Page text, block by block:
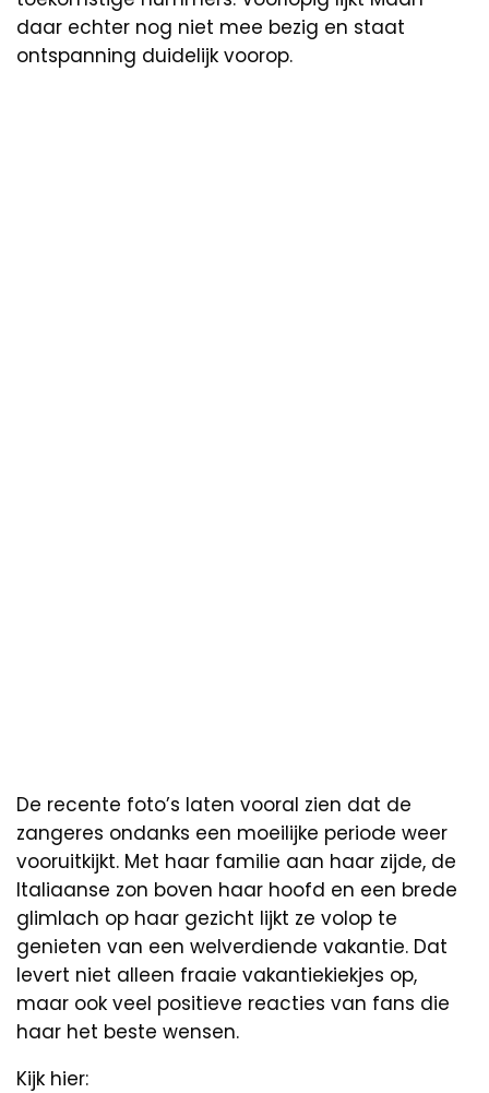
daar echter nog niet mee bezig en staat
ontspanning duidelijk voorop.
De recente foto’s laten vooral zien dat de
zangeres ondanks een moeilijke periode weer
vooruitkijkt. Met haar familie aan haar zijde, de
Italiaanse zon boven haar hoofd en een brede
glimlach op haar gezicht lijkt ze volop te
genieten van een welverdiende vakantie. Dat
levert niet alleen fraaie vakantiekiekjes op,
maar ook veel positieve reacties van fans die
haar het beste wensen.
Kijk hier: